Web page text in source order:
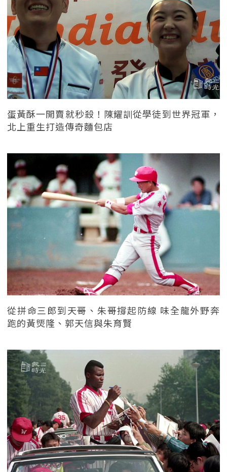
蛋黃酥一開賣就秒殺！陳耀訓從學徒到世界冠軍，
北上重生打造傳奇麵包店
從拼命三郎到天哥、朱哥撐起防線 味全龍外野奔
跑的黃煚隆、郭天信與朱育賢